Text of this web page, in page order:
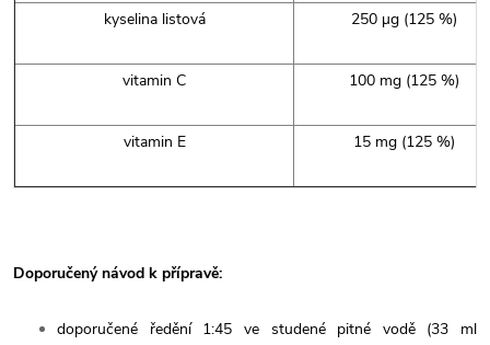
kyselina listová 250 µg (125 %)
vitamin C 100 mg (125 %)
vitamin E 15 mg (125 %)
Doporučený návod k přípravě:
doporučené ředění 1:45 ve studené pitné vodě (33 ml